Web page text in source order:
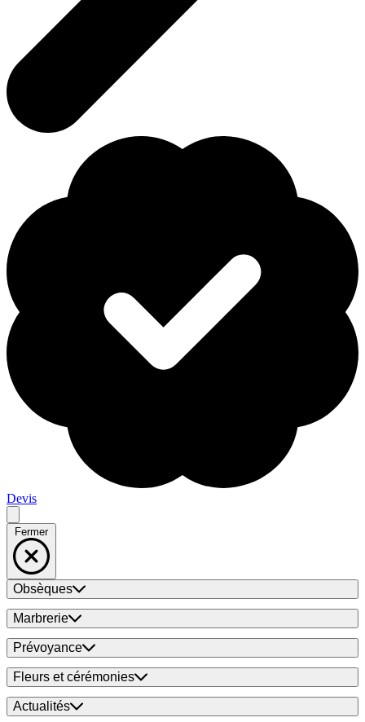
Devis
Fermer
Obsèques
Marbrerie
Prévoyance
Fleurs et cérémonies
Actualités